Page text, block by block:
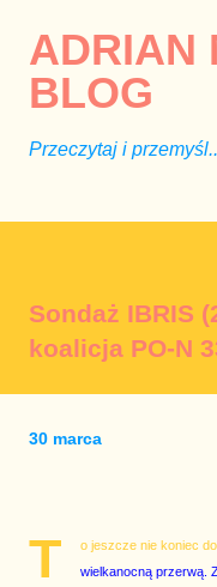
ADRIAN
BLOG
Przeczytaj i
Sondaż IBRIS
koalicja PO-N
30 marca
T
o jeszcze nie koniec
wielkanocną przerwą.